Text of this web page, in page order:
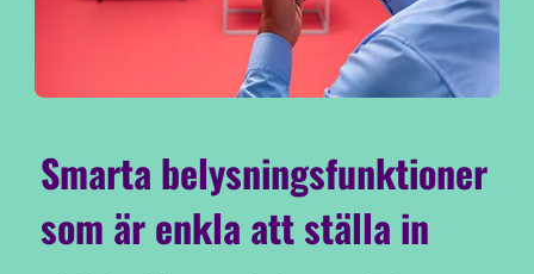
Smarta belysningsfunktioner
som är enkla att ställa in